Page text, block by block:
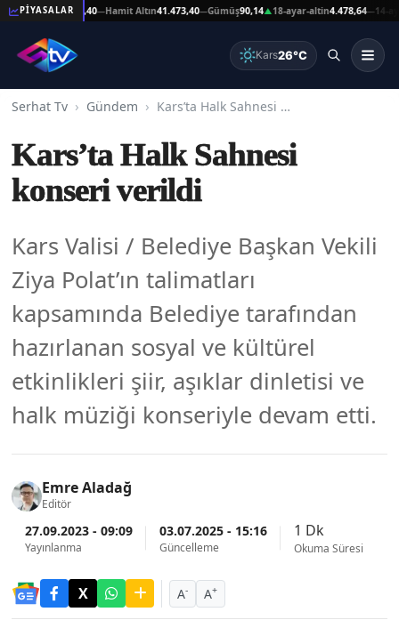
PİYASALAR
Altın41.473,40— Hamit Altın41.473,40—Gümüş90,14▲18-ayar-altin4.478,64—14-ayar-
Kars26°C
Serhat Tv Gündem Kars’ta Halk Sahnesi konseri verildi
Kars’ta Halk Sahnesi
konseri verildi
Kars Valisi / Belediye Başkan Vekili
Ziya Polat’ın talimatları
kapsamında Belediye tarafından
hazırlanan sosyal ve kültürel
etkinlikleri şiir, aşıklar dinletisi ve
halk müziği konseriyle devam etti.
Emre Aladağ
Editör
27.09.2023 - 09:09
Yayınlanma
03.07.2025 - 15:16
Güncelleme
1 Dk
Okuma Süresi
A- A+